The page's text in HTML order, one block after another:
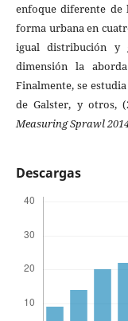
enfoque diferente de
forma urbana en
igual distribución y
dimensión la
Finalmente, se
de Galster, y otros,
Measuring Sprawl
Descargas